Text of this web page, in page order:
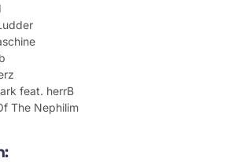
feat. herrB
The Nephilim